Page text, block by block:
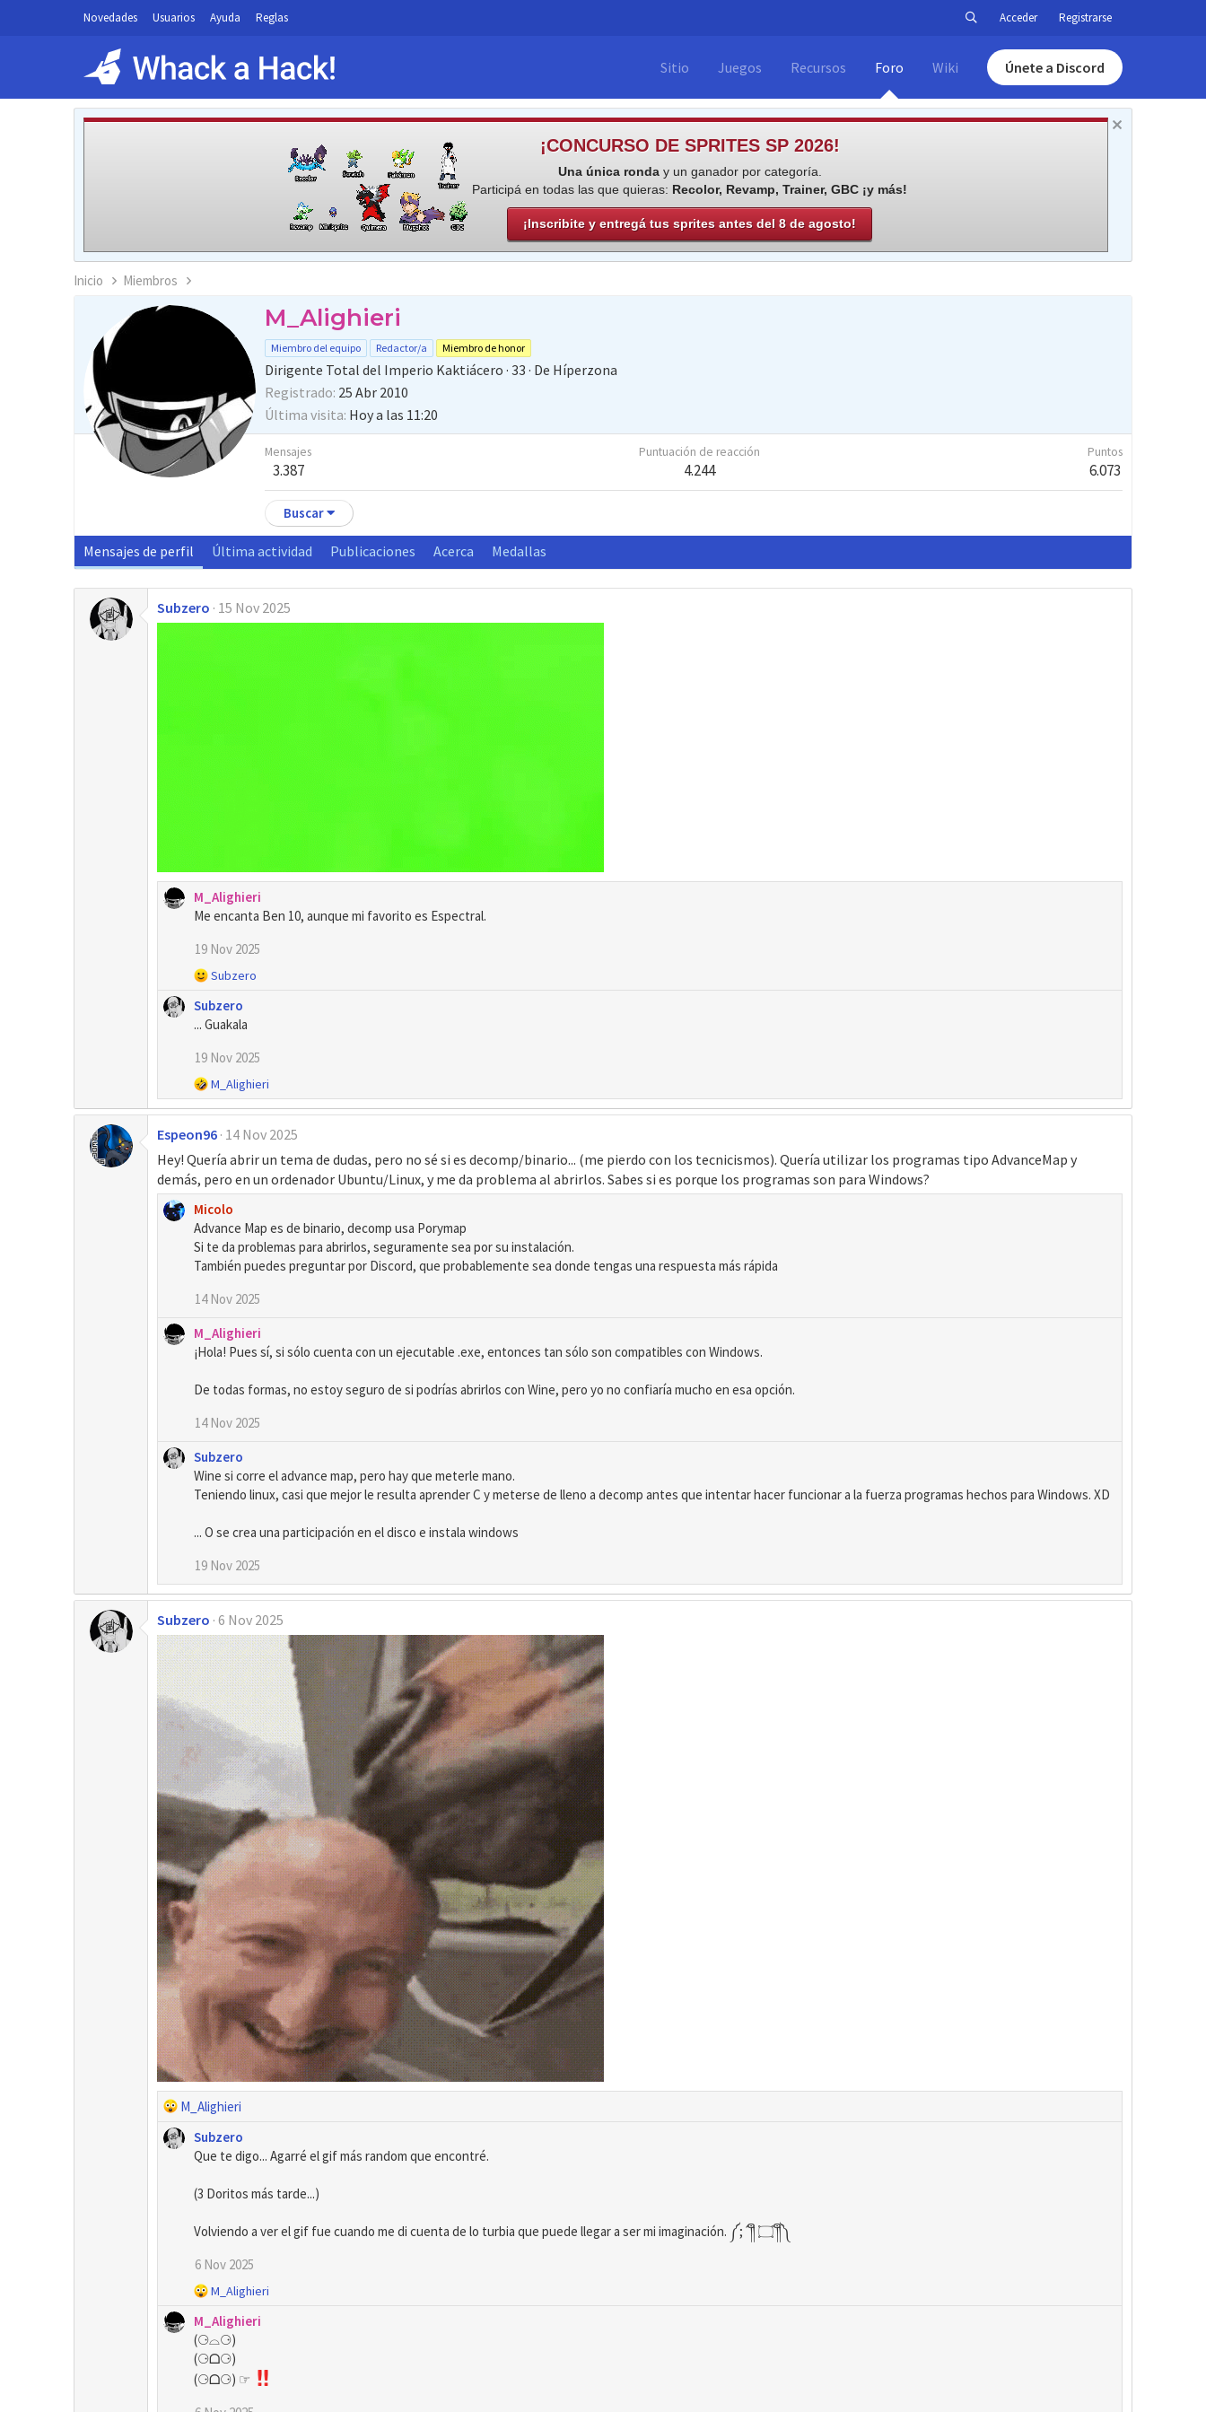
Novedades Usuarios Ayuda Reglas Acceder Registrarse
Sitio Juegos Recursos Foro Wiki Únete a Discord
¡CONCURSO DE SPRITES SP 2026!
Una única ronday un ganador por categoría.
Participá en todas las que quieras: Recolor, Revamp, Trainer, GBC ¡y más!
¡Inscribite y entregá tus sprites antes del 8 de agosto!
Inicio Miembros
M_Alighieri
Miembro del equipo Redactor/a Miembro de honor
Dirigente Total del Imperio Kaktiácero · 33 · De Híperzona
Registrado 25 Abr 2010
Última visita Hoy a las 11:20
Mensajes
3.387
Puntuación de reacción
4.244
Puntos
6.073
Buscar
Mensajes de perfil Última actividad Publicaciones Acerca Medallas
Subzero 15 Nov 2025
M_Alighieri
Me encanta Ben 10, aunque mi favorito es Espectral.
19 Nov 2025
R
a
c
i
o
n
e
s
:
Subzero
Subzero
... Guakala
19 Nov 2025
R
e
a
c
i
o
e
s
:
M_Alighieri
Espeon96 14 Nov 2025
Hey! Quería abrir un tema de dudas, pero no sé si es decomp/binario... (me pierdo con los tecnicismos). Quería utilizar los programas tipo AdvanceMap y
demás, pero en un ordenador Ubuntu/Linux, y me da problema al abrirlos. Sabes si es porque los programas son para Windows?
Micolo
Advance Map es de binario, decomp usa Porymap
Si te da problemas para abrirlos, seguramente sea por su instalación.
También puedes preguntar por Discord, que probablemente sea donde tengas una respuesta más rápida
14 Nov 2025
M_Alighieri
¡Hola! Pues sí, si sólo cuenta con un ejecutable .exe, entonces tan sólo son compatibles con Windows.
De todas formas, no estoy seguro de si podrías abrirlos con Wine, pero yo no confiaría mucho en esa opción.
14 Nov 2025
Subzero
Wine si corre el advance map, pero hay que meterle mano.
Teniendo linux, casi que mejor le resulta aprender C y meterse de lleno a decomp antes que intentar hacer funcionar a la fuerza programas hechos para Windows. XD
... O se crea una participación en el disco e instala windows
19 Nov 2025
Subzero 6 Nov 2025
R
a
M_Alighieri
Subzero
Que te digo... Agarré el gif más random que encontré.
(3 Doritos más tarde...)
Volviendo a ver el gif fue cuando me di cuenta de lo turbia que puede llegar a ser mi imaginación. ༼⁠;⁠´⁠༎ຶ⁠ ⁠۝ ⁠༎ຶ⁠༽
6 Nov 2025
R
a
c
c
i
M_Alighieri
M_Alighieri
(⚆⌓⚆)
(⚆ᗝ⚆)
(⚆ᗝ⚆) ☞